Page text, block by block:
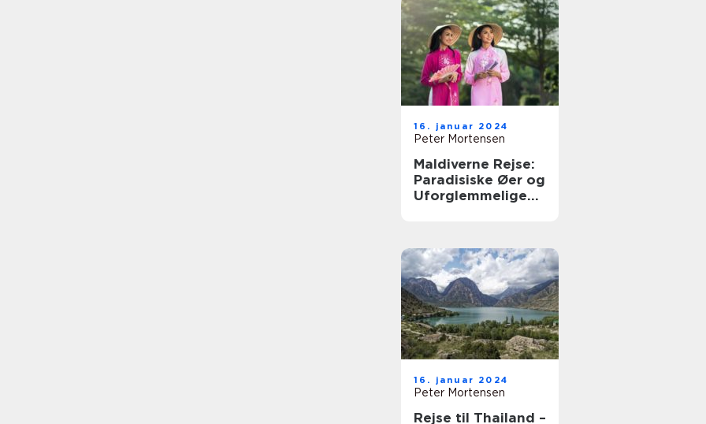
16. januar 2024
Peter Mortensen
Maldiverne Rejse:
Paradisiske Øer og
Uforglemmelige
16. januar 2024
Peter Mortensen
Rejse til Thailand –